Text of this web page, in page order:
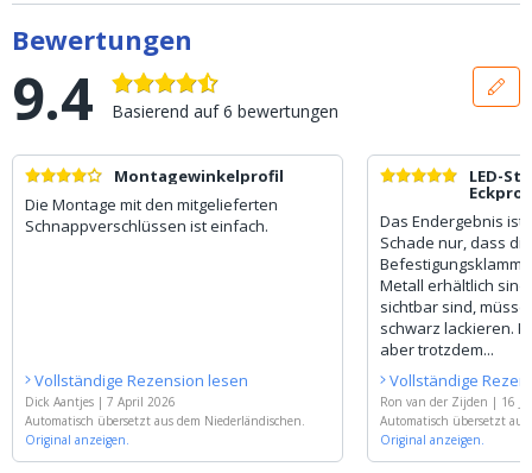
Bewertungen
9.4 Basierend auf 6 bewertungen
Montagewinkelprofil
Die Montage mit den mitgelieferten
Schnappverschlüssen ist einfach.
Vollständige Rezension lesen
Dick Aantjes | 7 April 2026
Automatisch übersetzt aus dem Niederländischen.
Original anzeigen.
LED-
Das Endergebnis ist
Schade nur, dass
Metall erhältlich
sichtbar sind,
schwarz lackieren.
aber trotzdem...
Vollständige
Ron van der Zijden | 16
Automatisch übersetzt
Original anzeigen.